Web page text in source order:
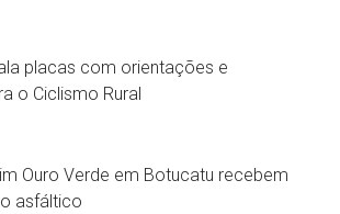
placas com orientações e
o Ciclismo Rural
Ouro Verde em Botucatu recebem
asfáltico